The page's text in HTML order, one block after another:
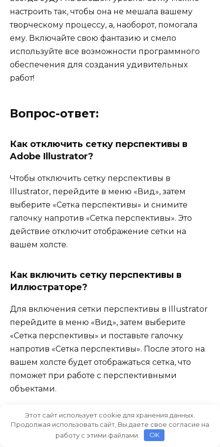
настроить так, чтобы она не мешала вашему
творческому процессу, а, наоборот, помогала
ему. Включайте свою фантазию и смело
используйте все возможности программного
обеспечения для создания удивительных
работ!
Вопрос-ответ:
Как отключить сетку перспективы в
Adobe Illustrator?
Чтобы отключить сетку перспективы в
Illustrator, перейдите в меню «Вид», затем
выберите «Сетка перспективы» и снимите
галочку напротив «Сетка перспективы». Это
действие отключит отображение сетки на
вашем холсте.
Как включить сетку перспективы в
Иллюстраторе?
Для включения сетки перспективы в Illustrator
перейдите в меню «Вид», затем выберите
«Сетка перспективы» и поставьте галочку
напротив «Сетка перспективы». После этого на
вашем холсте будет отображаться сетка, что
поможет при работе с перспективными
объектами.
Могу ли я настроить параметры сетки
перспективы в Adobe Illustrator?
Этот сайт использует cookie для хранения данных.
Продолжая использовать сайт, Вы даете свое согласие на
работу с этими файлами.
OK